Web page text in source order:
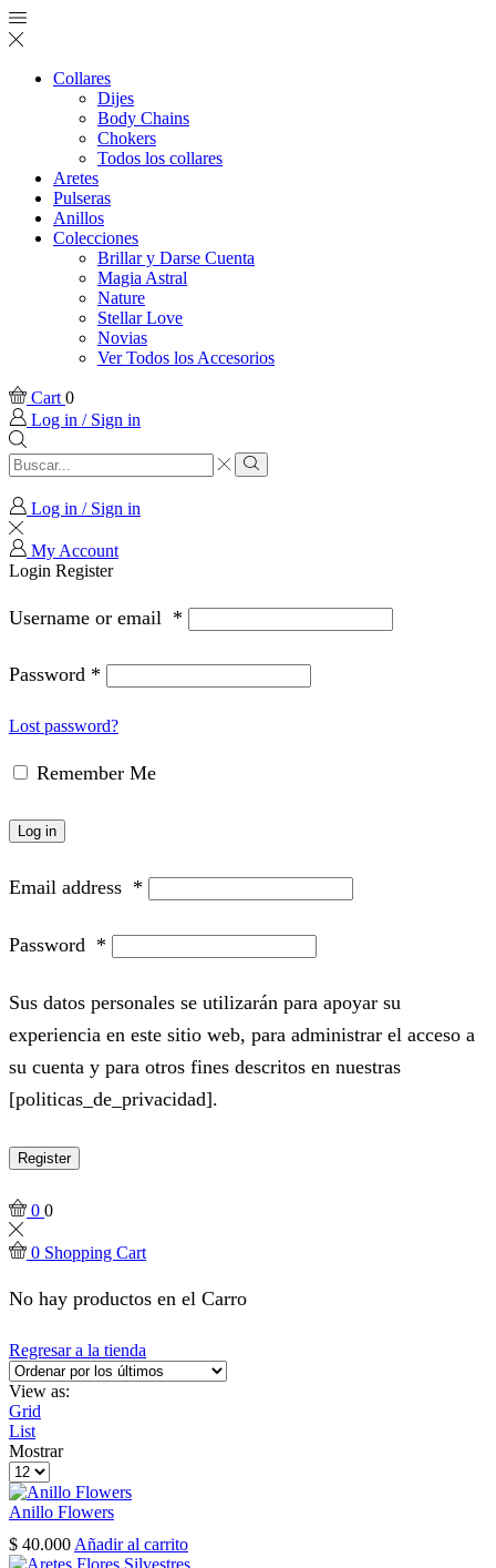
Collares
Dijes
Body Chains
Chokers
Todos los collares
Aretes
Pulseras
Anillos
Colecciones
Brillar y Darse Cuenta
Magia Astral
Nature
Stellar Love
Novias
Ver Todos los Accesorios
Cart 0
Log in / Sign in
Search
input
Search
Log in / Sign in
My Account
Login Register
Username or email *
Password *
Lost password?
Remember Me
Log in
Email address *
Password *
Sus datos personales se utilizarán para apoyar su
experiencia en este sitio web, para administrar el acceso a
su cuenta y para otros fines descritos en nuestras
[politicas_de_privacidad].
Register
0 0
0 Shopping Cart
No hay productos en el Carro
Regresar a la tienda
View as:
Grid
List
Mostrar
Products
per
page
Anillo Flowers
$ 40.000 Añadir al carrito